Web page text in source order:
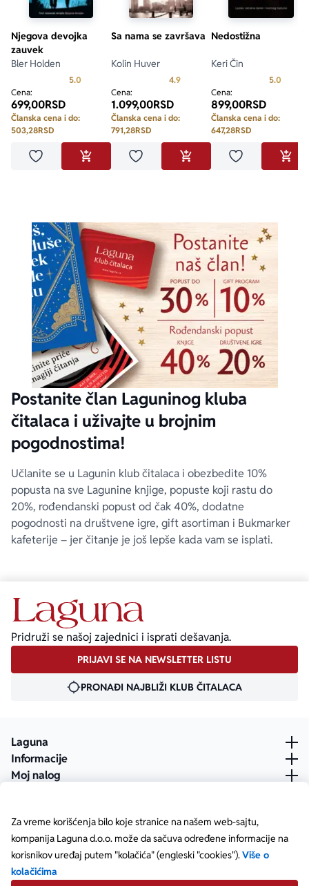
Za vreme korišćenja bilo koje stranice na našem web-sajtu,
kompanija Laguna d.o.o. može da sačuva određene informacije na
korisnikov uređaj putem "kolačića" (engleski "cookies").Više o
kolačićima
Njegova devojka
zauvek
Bler Holden
5.0 Prosecna ocena je 5.0 od 5
Cena:
699,00RSD
Članska cena i do:
503,28RSD
Dodaj u omiljeneDODAJ U KORPU
Sa nama se završava
Kolin Huver
4.9Prosecna ocena je 4.9 od 5
Cena:
1.099,00RSD
Članska cena i do:
791,28RSD
Dodaj u omiljeneDODAJ U KORPU
Nedostižna
Keri Čin
5.0
Cena:
899,00RSD
Članska cena i do:
647,28RSD
Dodaj u
Postanite član Laguninog kluba
čitalaca i uživajte u brojnim
pogodnostima!
Učlanite se u Lagunin klub čitalaca i obezbedite 10%
popusta na sve Lagunine knjige, popuste koji rastu do
20%, rođendanski popust od čak 40%, dodatne
pogodnosti na društvene igre, gift asortiman i Bukmarker
kafeterije – jer čitanje je još lepše kada vam se isplati.
Pridruži se našoj zajednici i isprati dešavanja.
PRIJAVI SE NA NEWSLETTER LISTU
PRONAĐI NAJBLIŽI KLUB ČITALACA
Laguna
Informacije
Moj nalog